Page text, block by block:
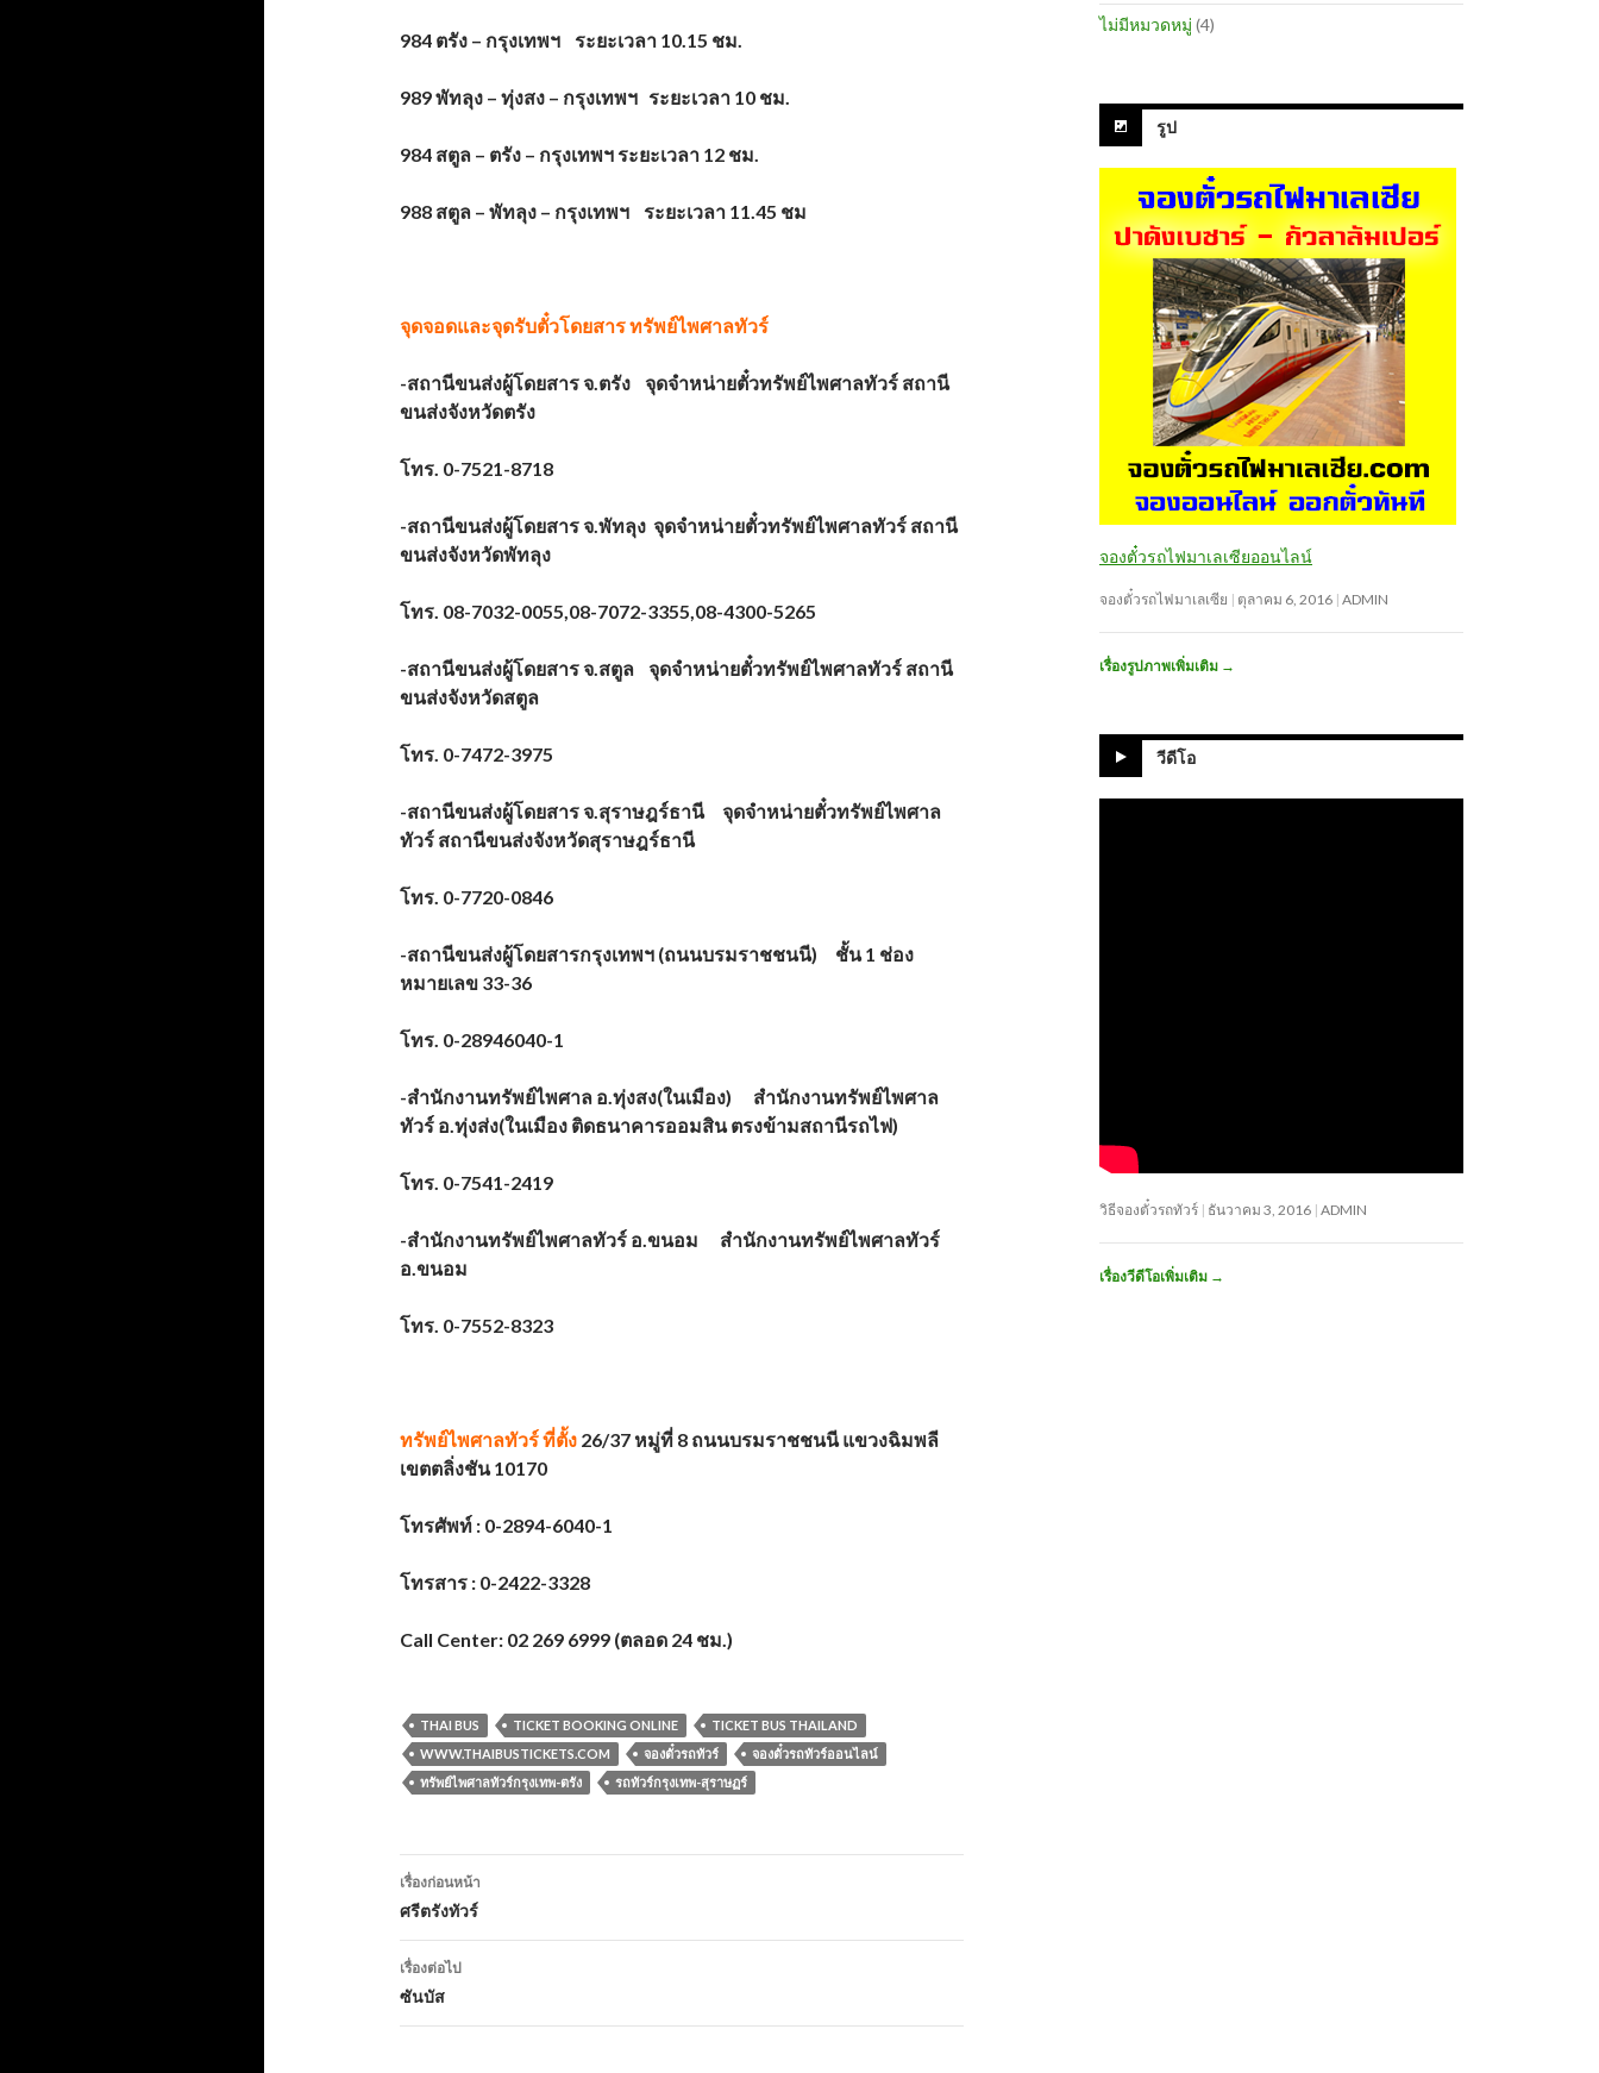
984 ตรัง – กรุงเทพฯ ระยะเวลา 10.15 ชม.
989 พัทลุง – ทุ่งสง – กรุงเทพฯ ระยะเวลา 10 ชม.
984 สตูล – ตรัง – กรุงเทพฯ ระยะเวลา 12 ชม.
988 สตูล – พัทลุง – กรุงเทพฯ ระยะเวลา 11.45 ชม
จุดจอดและจุดรับตั๋วโดยสารทรัพย์ไพศาลทัวร์
-สถานีขนส่งผู้โดยสาร จ.ตรัง จุดจำหน่ายตั๋วทรัพย์ไพศาลทัวร์ สถานี
ขนส่งจังหวัดตรัง
โทร. 0-7521-8718
-สถานีขนส่งผู้โดยสาร จ.พัทลุง จุดจำหน่ายตั๋วทรัพย์ไพศาลทัวร์ สถานี
ขนส่งจังหวัดพัทลุง
โทร. 08-7032-0055,08-7072-3355,08-4300-5265
-สถานีขนส่งผู้โดยสาร จ.สตูล จุดจำหน่ายตั๋วทรัพย์ไพศาลทัวร์ สถานี
ขนส่งจังหวัดสตูล
โทร. 0-7472-3975
-สถานีขนส่งผู้โดยสาร จ.สุราษฎร์ธานี จุดจำหน่ายตั๋วทรัพย์ไพศาล
ทัวร์ สถานีขนส่งจังหวัดสุราษฎร์ธานี
โทร. 0-7720-0846
-สถานีขนส่งผู้โดยสารกรุงเทพฯ (ถนนบรมราชชนนี) ชั้น 1 ช่อง
หมายเลข 33-36
โทร. 0-28946040-1
-สำนักงานทรัพย์ไพศาล อ.ทุ่งสง(ในเมือง) สำนักงานทรัพย์ไพศาล
ทัวร์ อ.ทุ่งส่ง(ในเมือง ติดธนาคารออมสิน ตรงข้ามสถานีรถไฟ)
โทร. 0-7541-2419
-สำนักงานทรัพย์ไพศาลทัวร์ อ.ขนอม สำนักงานทรัพย์ไพศาลทัวร์
อ.ขนอม
โทร. 0-7552-8323
ทรัพย์ไพศาลทัวร์ที่ตั้ง 26/37 หมู่ที่ 8 ถนนบรมราชชนนี แขวงฉิมพลี
เขตตลิ่งชัน 10170
โทรศัพท์ : 0-2894-6040-1
โทรสาร : 0-2422-3328
Call Center: 02 269 6999 (ตลอด 24 ชม.)
THAI BUS TICKET BOOKING ONLINE
TICKET BUS THAILAND
WWW.THAIBUSTICKETS.COM
จองตั๋วรถทัวร์
จองตั๋วรถทัวร์ออนไลน์
ทรัพย์ไพศาลทัวร์กรุงเทพ-ตรัง
รถทัวร์กรุงเทพ-สุราษฏร์
เมนู
นำทาง
เรื่อง
เรื่องก่อนหน้า
ศรีตรังทัวร์
เรื่องต่อไป
ซันบัส
ไม่มีหมวดหมู่ (4)
รูป
จองตั๋วรถไฟมาเลเซียออนไลน์
จองตั๋วรถไฟมาเลเซีย ตุลาคม 6, 2016 ADMIN
เรื่องรูปภาพเพิ่มเติม →
วีดีโอ
วิธีจองตั๋วรถทัวร์ ธันวาคม 3, 2016 ADMIN
เรื่องวีดีโอเพิ่มเติม →